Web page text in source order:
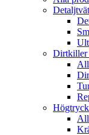
Dirtkiller